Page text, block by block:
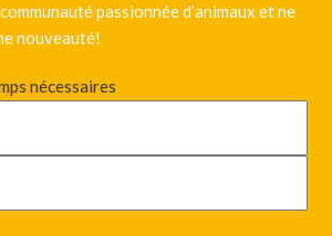
passionnée d’animaux et ne
nouveauté!
nécessaires